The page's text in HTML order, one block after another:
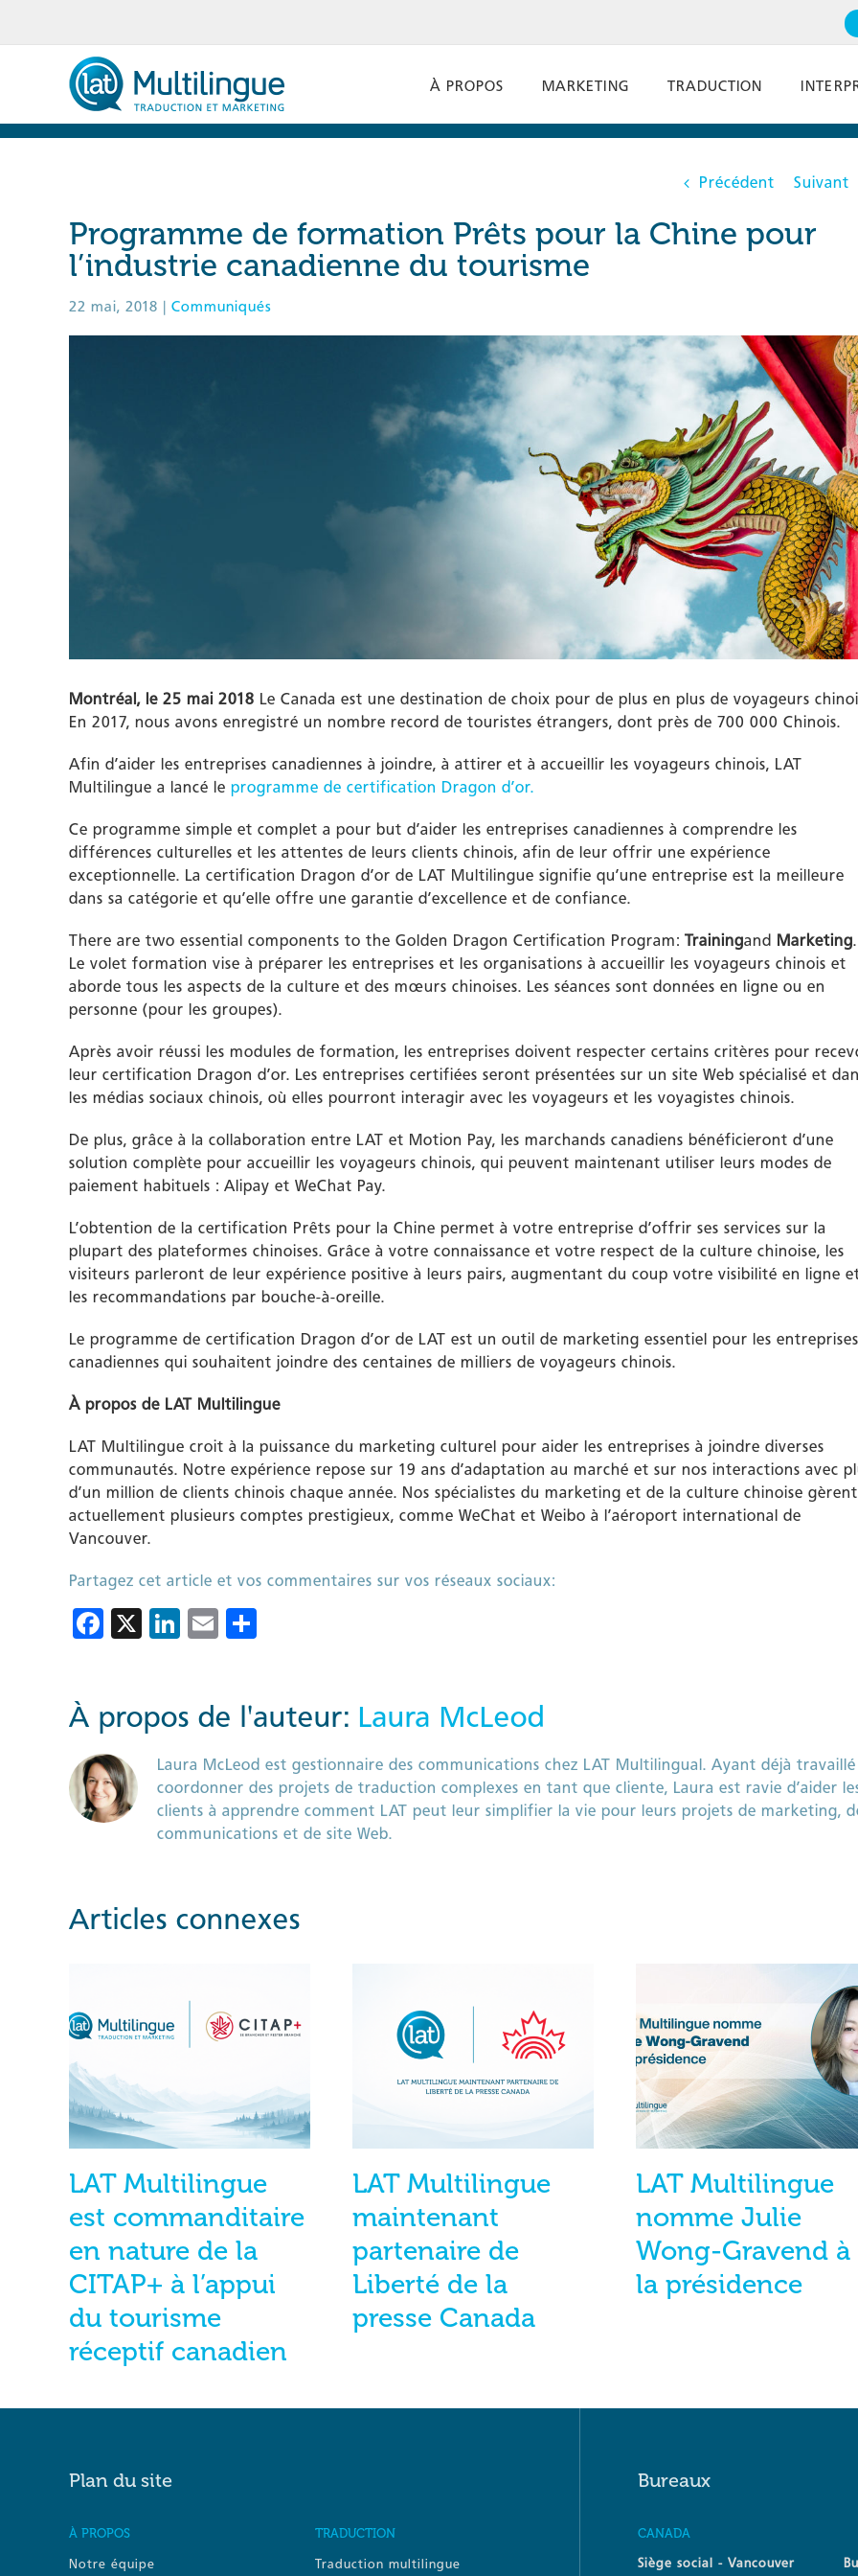
À PROPOS MARKETING TRADUCTION
Précédent Suivant
Programme de formation Prêts pour la Chine pour
l’industrie canadienne du tourisme
22 mai, 2018 | Communiqués
Montréal, le 25 mai 2018 Le Canada est une destination de choix pour de plus en plus de voyageurs
En 2017, nous avons enregistré un nombre record de touristes étrangers, dont près de 700 000 Chinois.
Afin d’aider les entreprises canadiennes à joindre, à attirer et à accueillir les voyageurs chinois, LAT
Multilingue a lancé le programme de certification Dragon d’or.
Ce programme simple et complet a pour but d’aider les entreprises canadiennes à comprendre les
différences culturelles et les attentes de leurs clients chinois, afin de leur offrir une expérience
exceptionnelle. La certification Dragon d’or de LAT Multilingue signifie qu’une entreprise est la meilleure
dans sa catégorie et qu’elle offre une garantie d’excellence et de confiance.
There are two essential components to the Golden Dragon Certification Program: Trainingand Marketing.
Le volet formation vise à préparer les entreprises et les organisations à accueillir les voyageurs chinois et
aborde tous les aspects de la culture et des mœurs chinoises. Les séances sont données en ligne ou en
personne (pour les groupes).
Après avoir réussi les modules de formation, les entreprises doivent respecter certains critères pour
leur certification Dragon d’or. Les entreprises certifiées seront présentées sur un site Web spécialisé et
les médias sociaux chinois, où elles pourront interagir avec les voyageurs et les voyagistes chinois.
De plus, grâce à la collaboration entre LAT et Motion Pay, les marchands canadiens bénéficieront d’une
solution complète pour accueillir les voyageurs chinois, qui peuvent maintenant utiliser leurs modes de
paiement habituels : Alipay et WeChat Pay.
L’obtention de la certification Prêts pour la Chine permet à votre entreprise d’offrir ses services sur la
plupart des plateformes chinoises. Grâce à votre connaissance et votre respect de la culture chinoise, les
visiteurs parleront de leur expérience positive à leurs pairs, augmentant du coup votre visibilité en ligne
les recommandations par bouche-à-oreille.
Le programme de certification Dragon d’or de LAT est un outil de marketing essentiel pour les entreprises
canadiennes qui souhaitent joindre des centaines de milliers de voyageurs chinois.
À propos de LAT Multilingue
LAT Multilingue croit à la puissance du marketing culturel pour aider les entreprises à joindre diverses
communautés. Notre expérience repose sur 19 ans d’adaptation au marché et sur nos interactions avec
d’un million de clients chinois chaque année. Nos spécialistes du marketing et de la culture chinoise gèrent
actuellement plusieurs comptes prestigieux, comme WeChat et Weibo à l’aéroport international de
Vancouver.
Partagez cet article et vos commentaires sur vos réseaux sociaux:
Facebook
X LinkedIn
Email
À propos de l'auteur: Laura McLeod
Laura McLeod est gestionnaire des communications chez LAT Multilingual. Ayant déjà
coordonner des projets de traduction complexes en tant que cliente, Laura est ravie d’aider
clients à apprendre comment LAT peut leur simplifier la vie pour leurs projets de marketing,
communications et de site Web.
Articles connexes
LAT Multilingue
est commanditaire
en nature de la
CITAP+ à l’appui
du tourisme
réceptif canadien
LAT Multilingue
maintenant
partenaire de
Liberté de la
presse Canada
LAT Multilingue
nomme Julie
Wong-Gravend à
la présidence
Plan du site
À PROPOS
Notre équipe
TRADUCTION
Traduction multilingue
Bureaux
CANADA
Siège social - Vancouver